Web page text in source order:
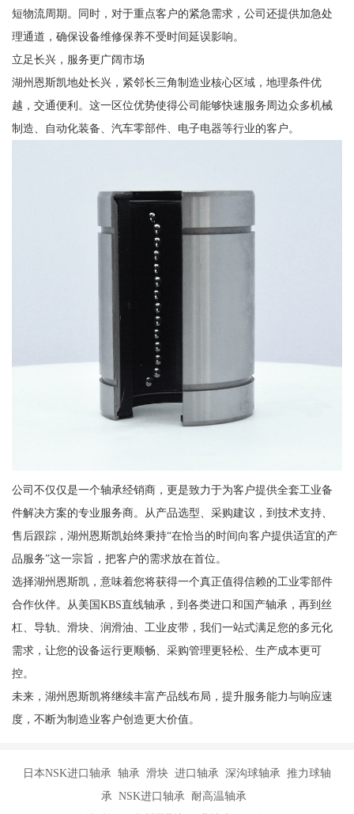
短物流周期。同时，对于重点客户的紧急需求，公司还提供加急处
理通道，确保设备维修保养不受时间延误影响。
立足长兴，服务更广阔市场
湖州恩斯凯地处长兴，紧邻长三角制造业核心区域，地理条件优
越，交通便利。这一区位优势使得公司能够快速服务周边众多机械
制造、自动化装备、汽车零部件、电子电器等行业的客户。
公司不仅仅是一个轴承经销商，更是致力于为客户提供全套工业备
件解决方案的专业服务商。从产品选型、采购建议，到技术支持、
售后跟踪，湖州恩斯凯始终秉持“在恰当的时间向客户提供适宜的产
品服务”这一宗旨，把客户的需求放在首位。
选择湖州恩斯凯，意味着您将获得一个真正值得信赖的工业零部件
合作伙伴。从美国KBS直线轴承，到各类进口和国产轴承，再到丝
杠、导轨、滑块、润滑油、工业皮带，我们一站式满足您的多元化
需求，让您的设备运行更顺畅、采购管理更轻松、生产成本更可
控。
未来，湖州恩斯凯将继续丰富产品线布局，提升服务能力与响应速
度，不断为制造业客户创造更大价值。
日本NSK进口轴承 轴承 滑块 进口轴承 深沟球轴承 推力球轴
承 NSK进口轴承 耐高温轴承